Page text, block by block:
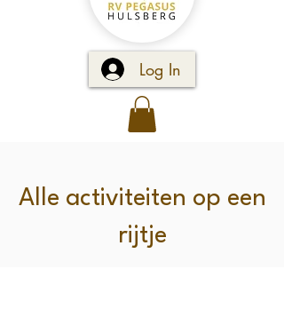
Log In
Alle activiteiten op een
rijtje